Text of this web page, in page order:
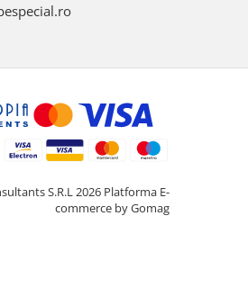
S.R.L 2026 Platforma E-
commerce by Gomag